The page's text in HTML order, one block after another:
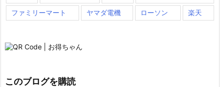
ファミリーマート ヤマダ電機 ローソン 楽天
このブログを購読